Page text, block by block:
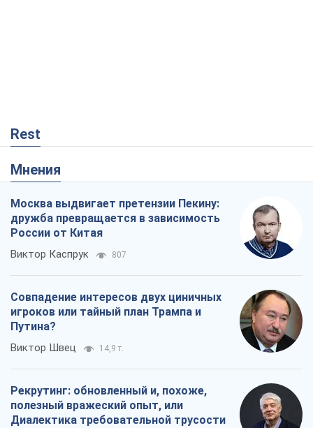
Rest
Мнения
Москва выдвигает претензии Пекину:
дружба превращается в зависимость
России от Китая
Виктор Каспрук 807
Совпадение интересов двух циничных
игроков или тайный план Трампа и
Путина?
Виктор Швец 14,9 т.
Рекрутинг: обновленный и, похоже,
полезный вражеский опыт, или
Диалектика требовательной трусости